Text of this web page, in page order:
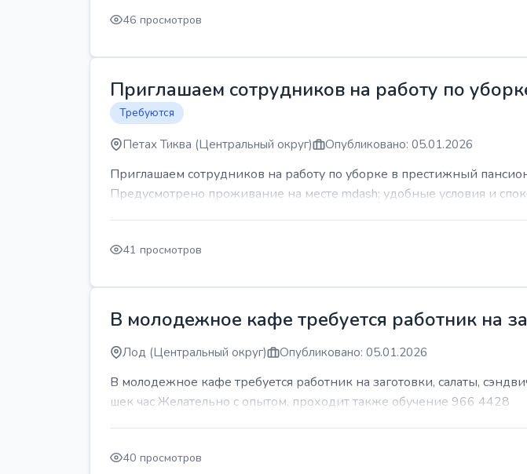
46 просмотров
Приглашаем сотрудников на работу по
Требуются
Петах Тиква (Центральный округ) Опубликовано: 05.01.2026
Приглашаем сотрудников на работу по уборке в престижный
Предусмотрено проживание на месте mdash; удобные условия и
41 просмотров
В молодежное кафе требуется работник на
Лод (Центральный округ) Опубликовано: 05.01.2026
В молодежное кафе требуется работник на заготовки, салаты,
шек час Желательно с опытом, проходит также обучение 966 4428
40 просмотров